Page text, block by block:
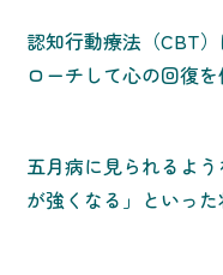
認知行動療法（CBT
ローチして心の回復を
五月病に見られるよ
が強くなる」といった